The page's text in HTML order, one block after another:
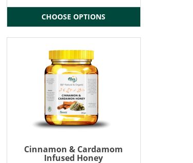
CHOOSE OPTIONS
Cinnamon & Cardamom
Infused Honey